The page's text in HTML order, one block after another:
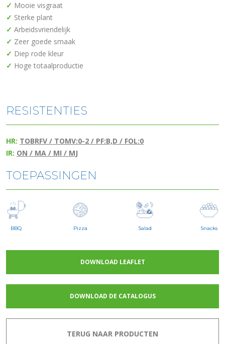
✓ Mooie visgraat
✓ Sterke plant
✓ Arbeidsvriendelijk
✓ Zeer goede smaak
✓ Diep rode kleur
✓ Hoge totaalproductie
RESISTENTIES
HR: TOBRFV / TOMV:0-2 / PF:B,D / FOL:0
IR: ON / MA / MI / MJ
TOEPASSINGEN
BBQ Pizza Salad Snacks
DOWNLOAD LEAFLET
DOWNLOAD DE CATALOGUS
TERUG NAAR PRODUCTEN